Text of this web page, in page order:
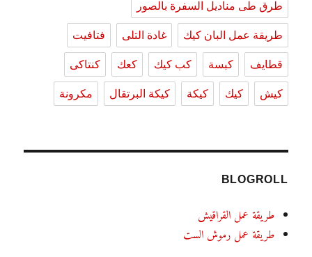
طرق طى مناديل السفرة بالصور
طريقة عمل البان كيك غادة التلى فتافيت
قطايف كبسة كب كيك كعك كنتاكى
كيش كيك كيكة كيكة البرتقال مكرونة
BLOGROLL
طريقة عمل القراقيش
طريقة عمل رموش الست